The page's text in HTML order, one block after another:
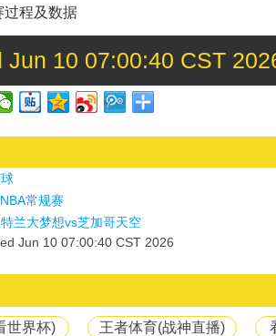
过程及数据
Jun 10 07:00:40 CST
常规赛
兰大梦想vs芝加哥天空
Jun 10 07:00:40 CST 2026
世界杯) 王者体育(战神直播)